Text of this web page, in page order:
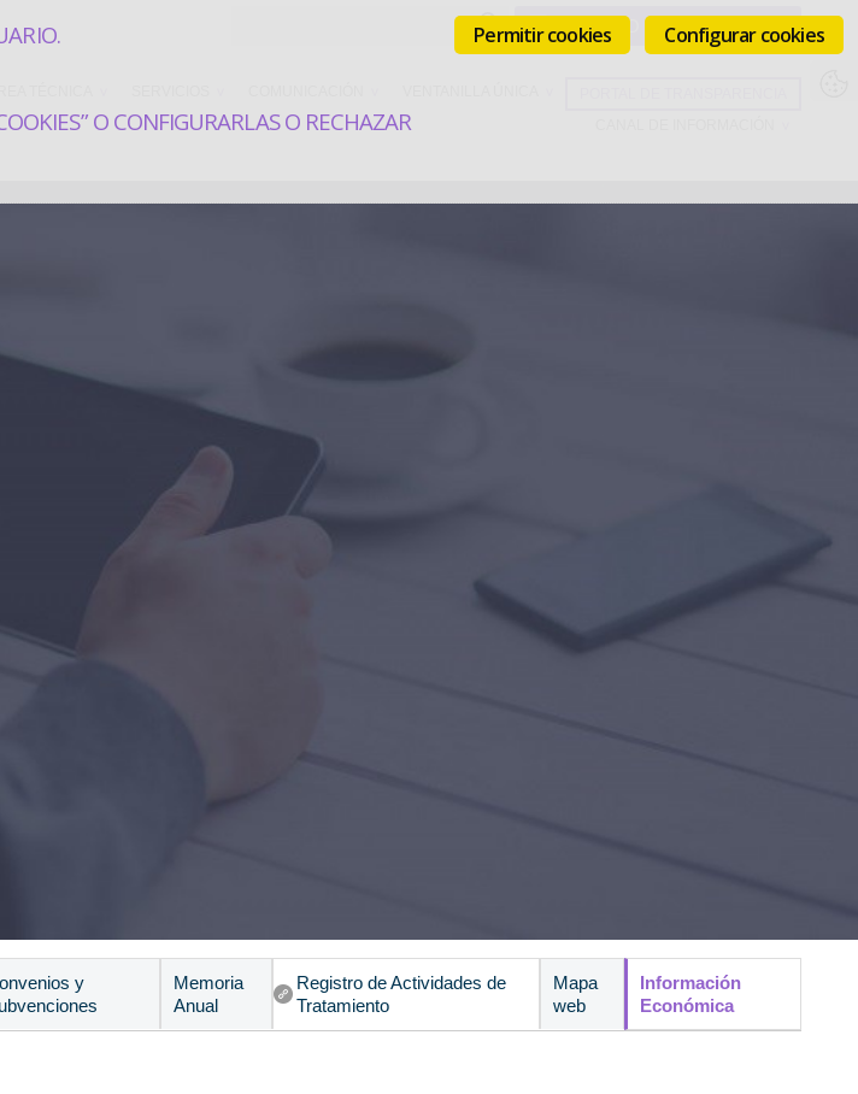
O CONFIGURARLAS O RECHAZAR
Configurar cookies
Permitir cookies
y
Memoria
Anual
Registro de Actividades de
Tratamiento
Mapa
web
Información
Económica